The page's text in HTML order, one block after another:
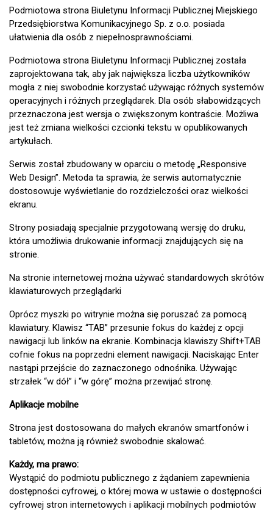
Podmiotowa strona Biuletynu Informacji Publicznej Miejskiego
Przedsiębiorstwa Komunikacyjnego Sp. z o.o. posiada
ułatwienia dla osób z niepełnosprawnościami.
Podmiotowa strona Biuletynu Informacji Publicznej została
zaprojektowana tak, aby jak największa liczba użytkowników
mogła z niej swobodnie korzystać używając różnych systemów
operacyjnych i różnych przeglądarek. Dla osób słabowidzących
przeznaczona jest wersja o zwiększonym kontraście. Możliwa
jest też zmiana wielkości czcionki tekstu w opublikowanych
artykułach.
Serwis został zbudowany w oparciu o metodę „Responsive
Web Design”. Metoda ta sprawia, że serwis automatycznie
dostosowuje wyświetlanie do rozdzielczości oraz wielkości
ekranu.
Strony posiadają specjalnie przygotowaną wersję do druku,
która umożliwia drukowanie informacji znajdujących się na
stronie.
Na stronie internetowej można używać standardowych skrótów
klawiaturowych przeglądarki
Oprócz myszki po witrynie można się poruszać za pomocą
klawiatury. Klawisz “TAB” przesunie fokus do każdej z opcji
nawigacji lub linków na ekranie. Kombinacja klawiszy Shift+TAB
cofnie fokus na poprzedni element nawigacji. Naciskając Enter
nastąpi przejście do zaznaczonego odnośnika. Używając
strzałek “w dół” i “w górę” można przewijać stronę.
Aplikacje mobilne
Strona jest dostosowana do małych ekranów smartfonów i
tabletów, można ją również swobodnie skalować.
Każdy, ma prawo:
Wystąpić do podmiotu publicznego z żądaniem zapewnienia
dostępności cyfrowej, o której mowa w ustawie o dostępności
cyfrowej stron internetowych i aplikacji mobilnych podmiotów